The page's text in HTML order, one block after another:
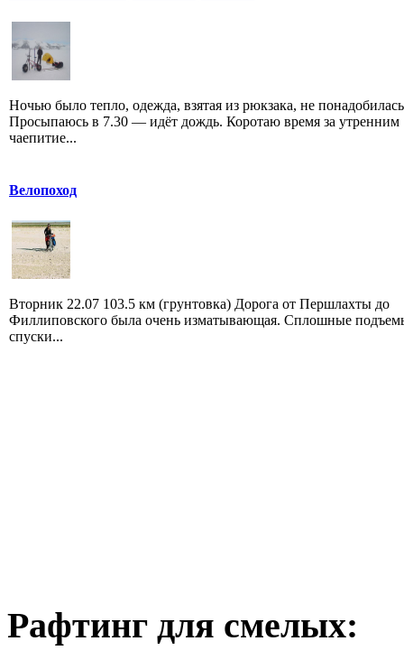
Ночью было тепло, одежда, взятая из рюкзака, не
Просыпаюсь в 7.30 — идёт дождь. Коротаю время за утренним
чаепитие...
Велопоход
Вторник 22.07 103.5 км (грунтовка) Дорога от Першлахты до
Филлиповского была очень изматывающая. Сплошные
спуски...
Рафтинг для смелых: